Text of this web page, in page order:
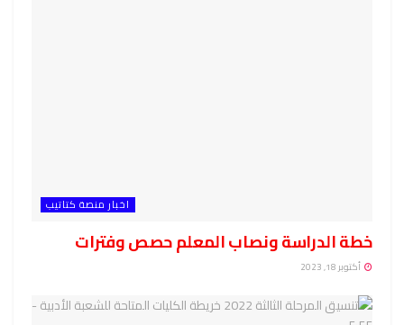
اخبار منصة كتاتيب
خطة الدراسة ونصاب المعلم حصص وفترات
أكتوبر 18, 2023